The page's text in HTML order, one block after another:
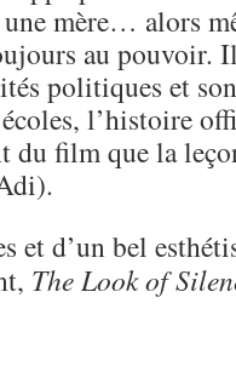
mère… alors
au pouvoir.
politiques et
l’histoire
du film que la
et d’un bel
The Look of